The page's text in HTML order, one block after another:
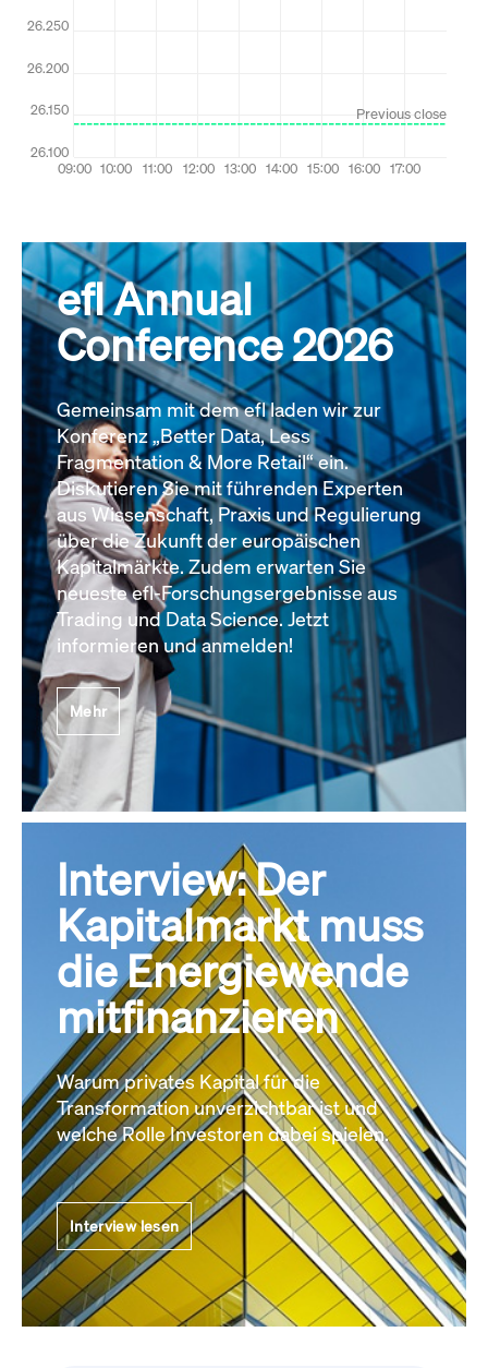
efl Annual
Conference 2026
Gemeinsam mit dem efl laden wir zur
Konferenz „Better Data, Less
Fragmentation & More Retail“ ein.
Diskutieren Sie mit führenden Experten
aus Wissenschaft, Praxis und Regulierung
über die Zukunft der europäischen
Kapitalmärkte. Zudem erwarten Sie
neueste efl-Forschungsergebnisse aus
Trading und Data Science. Jetzt
informieren und anmelden!
Mehr
Interview: Der
Kapitalmarkt muss
die Energiewende
mitfinanzieren
Warum privates Kapital für die
Transformation unverzichtbar ist und
welche Rolle Investoren dabei spielen.
Interview lesen